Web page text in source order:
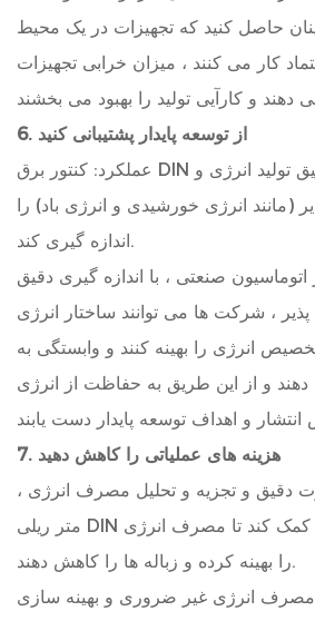
حاصل کنید که تجهیزات در یک محیط
کار می کنند ، میزان خرابی تجهیزات
6. از توسعه پایدار پشتیبانی کنید
عملکرد: کنتور برق DIN می تواند به طور دقیق تولید انرژی و
(مانند انرژی خورشیدی و انرژی باد) را
اندازه گیری کند.
اتوماسیون صنعتی ، با اندازه گیری دقیق
پذیر ، شرکت ها می توانند ساختار انرژی
انرژی را بهینه کنند و وابستگی به
و از این طریق به حفاظت از انرژی
7. هزینه های عملیاتی را کاهش دهید
دقیق و تجزیه و تحلیل مصرف انرژی ،
متر ریلی DIN می تواند به شرکت ها کمک کند تا مصرف انرژی
را بهینه کرده و زباله ها را کاهش دهند.
مصرف انرژی غیر ضروری و بهینه سازی